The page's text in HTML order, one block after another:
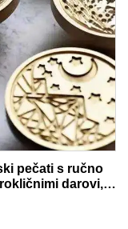
pečati s ručno
darovi,